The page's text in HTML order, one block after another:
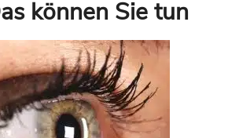
können Sie tun